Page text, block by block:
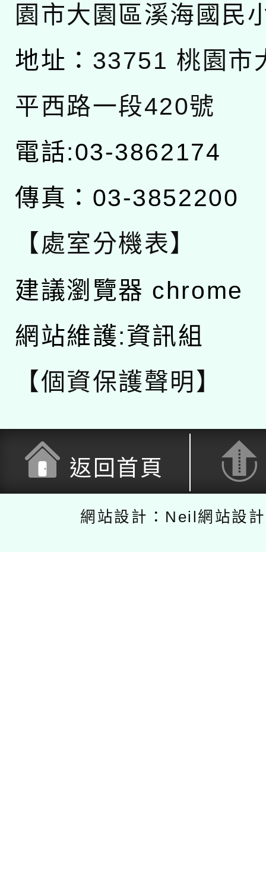
園市大園區溪海國民
地址： 33751 桃園市
平西路一段420號
電話:03-3862174
傳真：03-3852200
【處室分機表】
建議瀏覽器 chrome
網站維護:資訊組
【個資保護聲明】
返回首頁
網站設計：Neil網站設